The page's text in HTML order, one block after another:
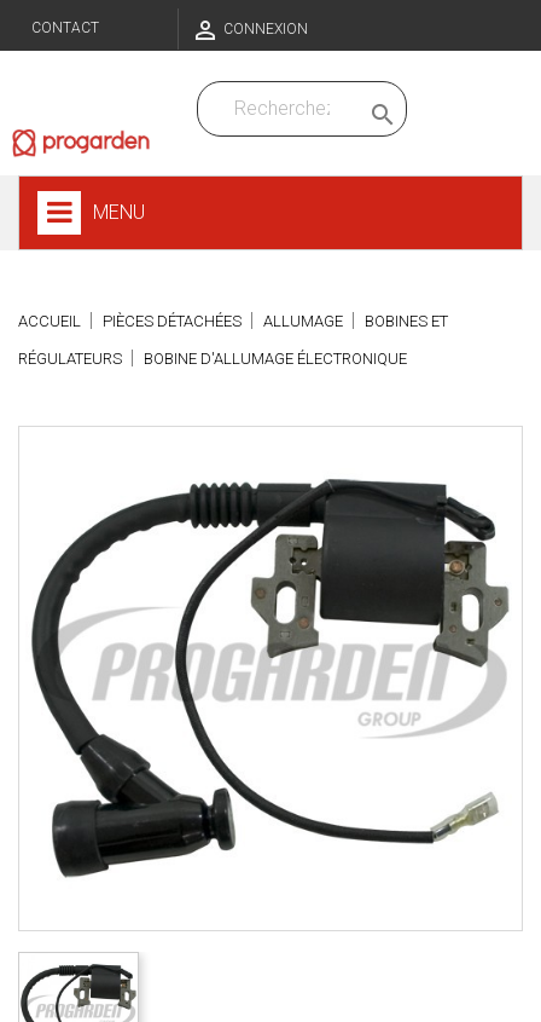
CONTACT  CONNEXION

MENU
ACCUEIL PIÈCES DÉTACHÉES ALLUMAGE BOBINES ET
RÉGULATEURS BOBINE D'ALLUMAGE ÉLECTRONIQUE